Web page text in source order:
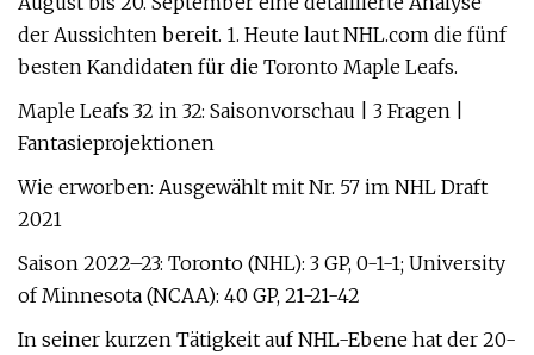
der Aussichten bereit. 1. Heute laut NHL.com die fünf
besten Kandidaten für die Toronto Maple Leafs.
Maple Leafs 32 in 32: Saisonvorschau | 3 Fragen |
Fantasieprojektionen
Wie erworben: Ausgewählt mit Nr. 57 im NHL Draft
2021
Saison 2022–23: Toronto (NHL): 3 GP, 0-1-1; University
of Minnesota (NCAA): 40 GP, 21-21-42
In seiner kurzen Tätigkeit auf NHL-Ebene hat der 20-